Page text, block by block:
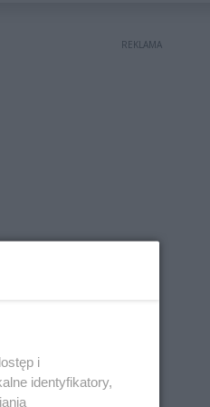
REKLAMA
i
identyfikatory,